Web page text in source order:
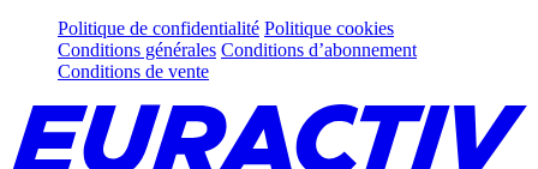
Politique de confidentialité Politique cookies
Conditions générales Conditions d’abonnement
Conditions de vente